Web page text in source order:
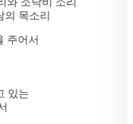
목소리
주어서
있는